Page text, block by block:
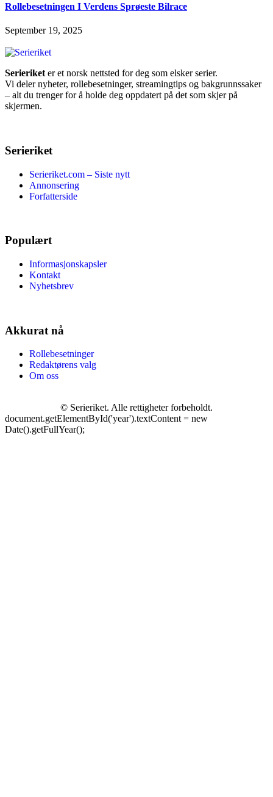
Rollebesetningen I Verdens Sprøeste Bilrace
September 19, 2025
Serieriket er et norsk nettsted for deg som elsker serier.
Vi deler nyheter, rollebesetninger, streamingtips og bakgrunnssaker
– alt du trenger for å holde deg oppdatert på det som skjer på
skjermen.
Serieriket
Serieriket.com – Siste nytt
Annonsering
Forfatterside
Populært
Informasjonskapsler
Kontakt
Nyhetsbrev
Akkurat nå
Rollebesetninger
Redaktørens valg
Om oss
© Serieriket. Alle rettigheter forbeholdt.
document.getElementById('year').textContent = new
Date().getFullYear();